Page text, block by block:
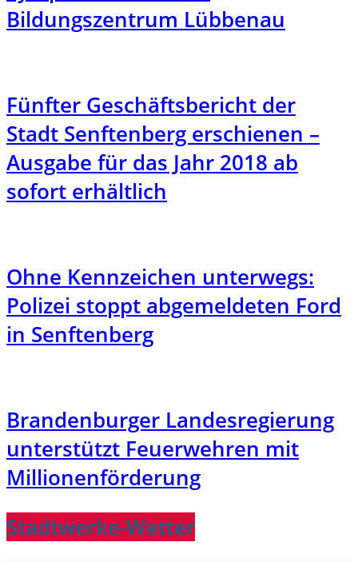
Bildungszentrum Lübbenau
Fünfter Geschäftsbericht der
Stadt Senftenberg erschienen –
Ausgabe für das Jahr 2018 ab
sofort erhältlich
Ohne Kennzeichen unterwegs:
Polizei stoppt abgemeldeten Ford
in Senftenberg
Brandenburger Landesregierung
unterstützt Feuerwehren mit
Millionenförderung
Stadtwerke-Wetter